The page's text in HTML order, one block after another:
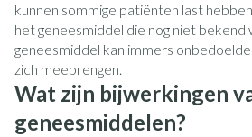
kunnen sommige patiënten last
het geneesmiddel die nog niet bekend
geneesmiddel kan immers
zich meebrengen.
Wat zijn bijwerkingen
geneesmiddelen?